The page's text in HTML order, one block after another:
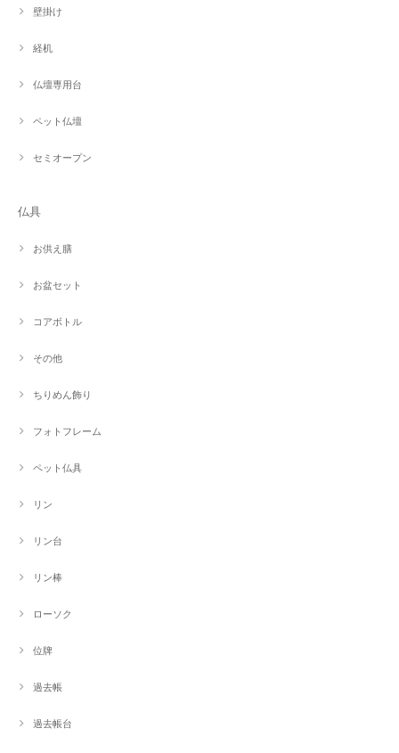
壁掛け
経机
仏壇専用台
ペット仏壇
セミオープン
仏具
お供え膳
お盆セット
コアボトル
その他
ちりめん飾り
フォトフレーム
ペット仏具
リン
リン台
リン棒
ローソク
位牌
過去帳
過去帳台